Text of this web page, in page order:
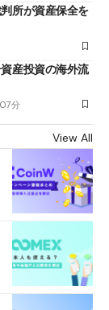
所が資産保全を
産投資の海外流
分
View All